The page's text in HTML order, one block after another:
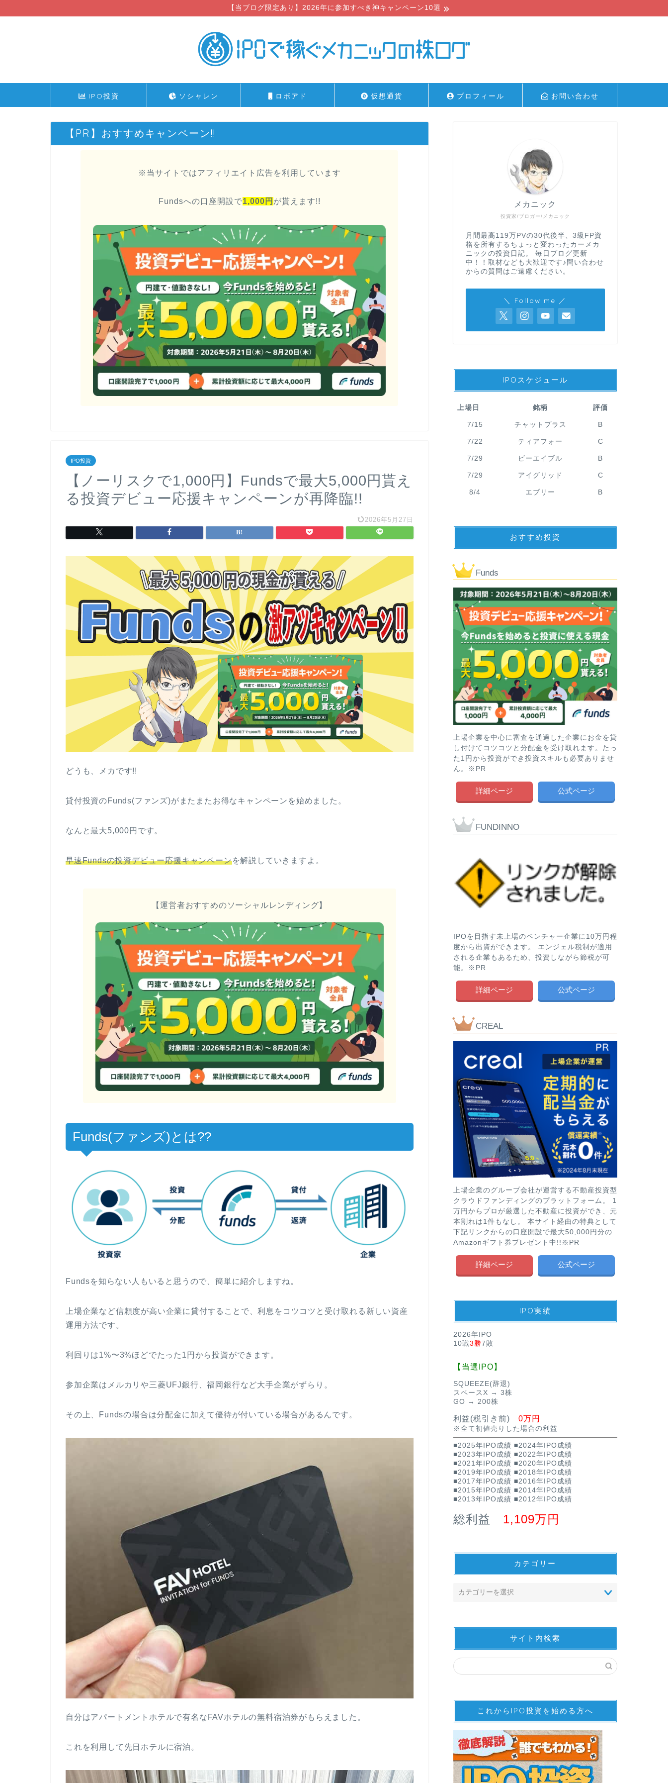
【当ブログ限定あり】2026年に参加すべき神キャンペーン10選
IPO投資 ソシャレン ロボアド 仮想通貨 プロフィール お問い合わせ
【PR】おすすめキャンペーン!!
※当サイトではアフィリエイト広告を利用しています
Fundsへの口座開設で1,000円 が貰えます!!
IPO投資
【ノーリスクで1,000円】Fundsで最大5,000円貰え
る投資デビュー応援キャンペーンが再降臨!!
2026年5月27日
どうも、メカです!!
貸付投資のFunds(ファンズ)がまたまたお得なキャンペーンを始めました。
なんと最大5,000円です。
早速Fundsの投資デビュー応援キャンペーンを解説していきますよ。
【運営者おすすめのソーシャルレンディング】
Funds(ファンズ)とは??
Fundsを知らない人もいると思うので、簡単に紹介しますね。
上場企業など信頼度が高い企業に貸付することで、利息をコツコツと受け取れる新しい資産
運用方法です。
利回りは1%〜3%ほどでたった1円から投資ができます。
参加企業はメルカリや三菱UFJ銀行、福岡銀行など大手企業がずらり。
その上、Fundsの場合は分配金に加えて優待が付いている場合があるんです。
自分はアパートメントホテルで有名なFAVホテルの無料宿泊券がもらえました。
これを利用して先日ホテルに宿泊。
投資家/ブロガー/メカニック
メカニック
月間最高119万PVの30代後半、3級FP資
格を所有するちょっと変わったカーメカ
ニックの投資日記。 毎日ブログ更新
中！！取材なども大歓迎です♪問い合わせ
からの質問はご遠慮ください。
＼ Follow me ／
IPOスケジュール
上場日 銘柄 評価
7/15 チャットプラス B
7/22 ティアフォー C
7/29 ビーエイブル B
7/29 アイグリッド C
8/4 エブリー B
おすすめ投資
Funds
上場企業を中心に審査を通過した企業にお金を貸
し付けてコツコツと分配金を受け取れます。たっ
た1円から投資ができ投資スキルも必要ありませ
ん。※PR
詳細ページ 公式ページ
FUNDINNO
IPOを目指す未上場のベンチャー企業に10万円程
度から出資ができます。 エンジェル税制が適用
される企業もあるため、投資しながら節税が可
能。※PR
詳細ページ 公式ページ
CREAL
上場企業のグループ会社が運営する不動産投資型
クラウドファンディングのプラットフォーム。 1
万円からプロが厳選した不動産に投資ができ、元
本割れは1件もなし。 本サイト経由の特典として
下記リンクからの口座開設で最大50,000円分の
Amazonギフト券プレゼント中!!※PR
詳細ページ 公式ページ
IPO実績
2026年IPO
10戦3勝7敗
【当選IPO】
SQUEEZE(辞退)
スペースX → 3株
GO → 200株
利益(税引き前) 0万円
※全て初値売りした場合の利益
■2025年IPO成績 ■2024年IPO成績
■2023年IPO成績 ■2022年IPO成績
■2021年IPO成績 ■2020年IPO成績
■2019年IPO成績 ■2018年IPO成績
■2017年IPO成績 ■2016年IPO成績
■2015年IPO成績 ■2014年IPO成績
■2013年IPO成績 ■2012年IPO成績
総利益 1,109万円
カテゴリー
サイト内検索
これからIPO投資を始める方へ